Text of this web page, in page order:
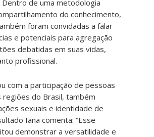
de uma metodologia
do conhecimento,
foram convidadas a falar
e potenciais para agregação
debatidas em suas vidas,
profissional.
com a participação de pessoas
regiões do Brasil, também
sexuais e identidade de
Iana comenta: “Esse
demonstrar a versatilidade e